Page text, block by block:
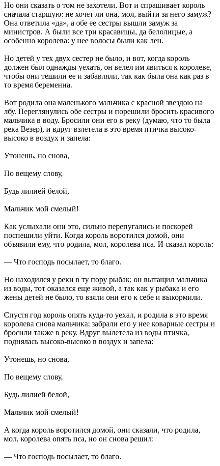
Но они сказать о том не захотели. Вот и спрашивает король
сначала старшую: не хочет ли она, мол, выйти за него замуж?
Она ответила «да», а обе ее сестры вышли замуж за
министров. А были все три красавицы, да белолицые, а
особенно королева: у нее волосы были как лен.
Но детей у тех двух сестер не было, и вот, когда король
должен был однажды уехать, он велел им явиться к королеве,
чтобы они тешили ее и забавляли, так как была она как раз в
то время беременна.
Вот родила она маленького мальчика с красной звездою на
лбу. Переглянулись обе сестры и порешили бросить красивого
мальчика в воду. Бросили они его в реку (думаю, что то была
река Везер), и вдруг взлетела в это время птичка высоко-
высоко в воздух и запела:
Утонешь, но снова,
По вещему слову,
Будь лилией белой,
Мальчик мой смелый!
Как услыхали они это, сильно перепугались и поскорей
поспешили уйти. Когда король воротился домой, они
объявили ему, что родила, мол, королева пса. И сказал король:
— Что господь посылает, то благо.
Но находился у реки в ту пору рыбак; он вытащил мальчика
из воды, тот оказался еще живой, а так как у рыбака и его
жены детей не было, то взяли они его к себе и выкормили.
Спустя год король опять куда-то уехал, и родила в это время
королева снова мальчика; забрали его у нее коварные сестры и
бросили также в реку. Вдруг вылетела из воды птичка,
поднялась высоко-высоко в воздух и запела:
Утонешь, но снова,
По вещему слову,
Будь лилией белой,
Мальчик мой смелый!
А когда король воротился домой, они сказали, что родила,
мол, королева опять пса, но он снова решил:
— Что господь посылает, то благо.